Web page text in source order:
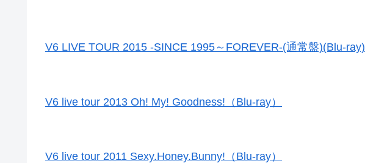
V6 LIVE TOUR 2015 -SINCE 1995～FOREVER-(通常盤)(Blu-ray)
V6 live tour 2013 Oh! My! Goodness!（Blu-ray）
V6 live tour 2011 Sexy.Honey.Bunny!（Blu-ray）